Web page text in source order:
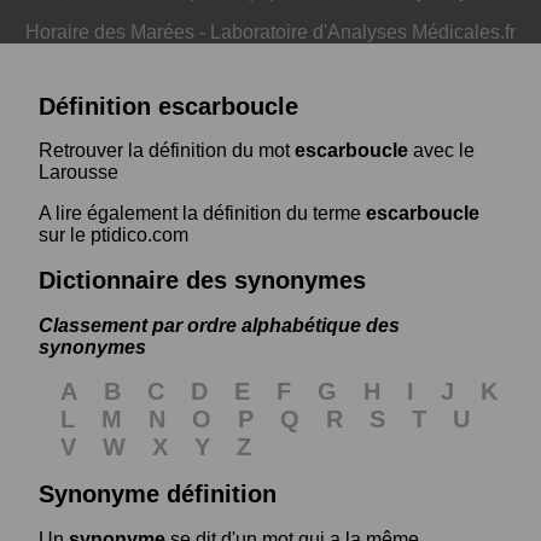
Horaire des Marées - Laboratoire d'Analyses Médicales.fr
Définition escarboucle
Retrouver la définition du motescarboucle avec le
Larousse
A lire également la définition du terme escarboucle
sur le ptidico.com
Dictionnaire des synonymes
Classement par ordre alphabétique des
synonymes
A B C D E F G H I J
K
L
M N O P Q R S T
U
V
W X Y
Z
Synonyme définition